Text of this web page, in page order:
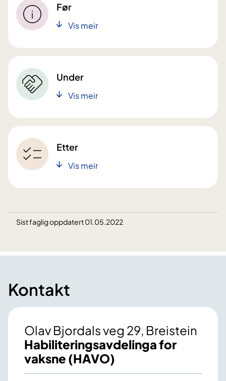
Før
Vis meir
Under
Vis meir
Etter
Vis meir
Sist faglig oppdatert 01.05.2022
Kontakt
Olav Bjordals veg 29, Breistein
Habiliterings­avdelinga for
vaksne (HAVO)